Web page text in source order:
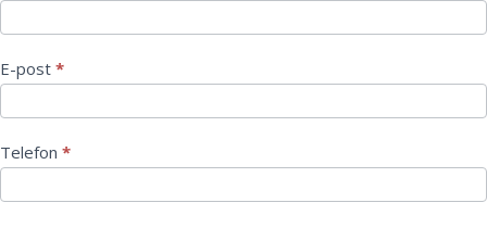
E-post *
Telefon *